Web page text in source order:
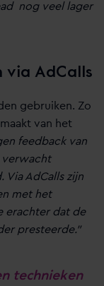
nog veel lager
via AdCalls
gebruiken. Zo
van het
feedback van
verwacht
Via AdCalls zijn
met het
erachter dat de
presteerde.”
technieken